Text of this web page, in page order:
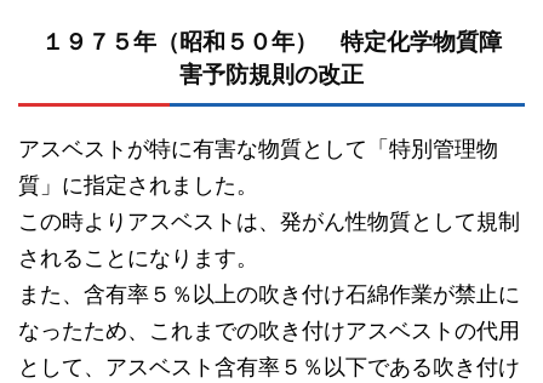
１９７５年（昭和５０年） 特定化学物質障
害予防規則の改正
アスベストが特に有害な物質として「特別管理物
質」に指定されました。
この時よりアスベストは、発がん性物質として規制
されることになります。
また、含有率５％以上の吹き付け石綿作業が禁止に
なったため、これまでの吹き付けアスベストの代用
として、アスベスト含有率５％以下である吹き付け